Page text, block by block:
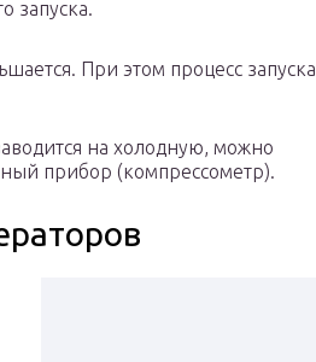
запуска.
При этом процесс запуска
на холодную, можно
прибор (компрессометр).